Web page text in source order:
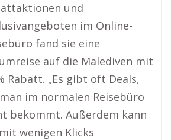
und
im Online-
fand sie eine
auf die Malediven mit
Rabatt. „Es gibt oft Deals,
im normalen Reisebüro
bekommt. Außerdem kann
wenigen Klicks